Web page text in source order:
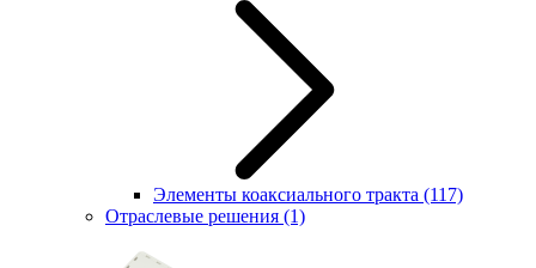
Элементы коаксиального тракта (117)
Отраслевые решения (1)